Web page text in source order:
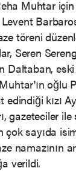
Muhtar
töreni
Seren
Daltaban,
oğlu
kızı
gazeteciler
sayıda
namazının
verildi.